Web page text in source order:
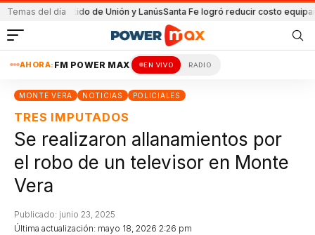
Temas del día
el partido de Unión y LanúsSanta Fe logró reducir costo equipamiento
AHORA: FM POWER MAX EN VIVO RADIO
MONTE VERA NOTICIAS POLICIALES
TRES IMPUTADOS
Se realizaron allanamientos por
el robo de un televisor en Monte
Vera
Última actualización: mayo 18, 2026 2:26 pm
Publicado: junio 23, 2025